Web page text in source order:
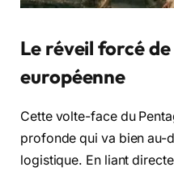
Le réveil forcé
européenne
Cette volte-face du
profonde qui va bien au-
logistique. En liant